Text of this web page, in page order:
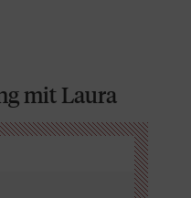
mit Laura